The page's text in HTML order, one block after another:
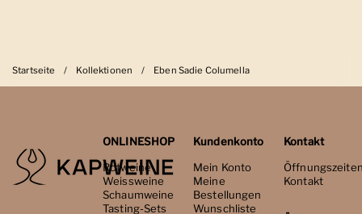
Startseite / Kollektionen / Eben Sadie Columella
ONLINESHOP
Rotweine
Weissweine
Schaumweine
Tasting-Sets
Kundenkonto
Mein Konto
Meine
Bestellungen
Wunschliste
Kontakt
Kontakt